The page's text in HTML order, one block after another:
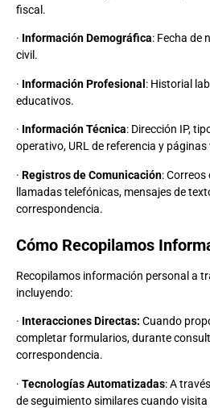
fiscal.
· Información Demográfica: Fecha de
civil.
· Información Profesional : Historial
educativos.
· Información Técnica: Dirección IP,
operativo, URL de referencia y
· Registros de Comunicación:
llamadas telefónicas, mensajes de
correspondencia.
Cómo Recopilamos
Recopilamos información personal a
incluyendo:
· Interacciones Directas: Cuando
completar formularios, durante
correspondencia.
· Tecnologías Automatizadas: A
de seguimiento similares cuando